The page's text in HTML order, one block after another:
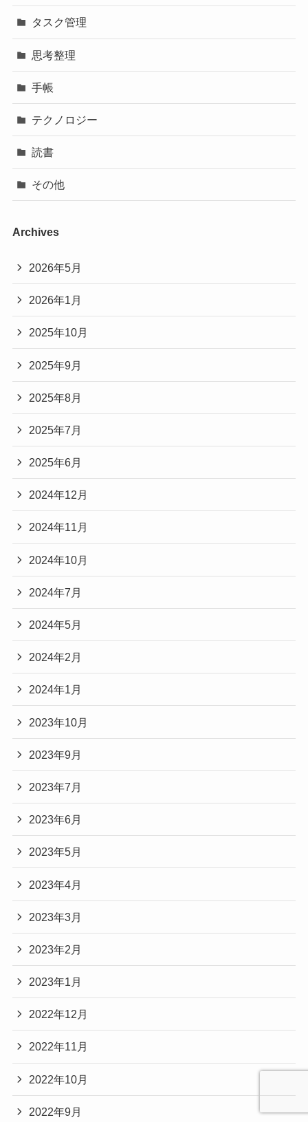
タスク管理
思考整理
手帳
テクノロジー
読書
その他
Archives
2026年5月
2026年1月
2025年10月
2025年9月
2025年8月
2025年7月
2025年6月
2024年12月
2024年11月
2024年10月
2024年7月
2024年5月
2024年2月
2024年1月
2023年10月
2023年9月
2023年7月
2023年6月
2023年5月
2023年4月
2023年3月
2023年2月
2023年1月
2022年12月
2022年11月
2022年10月
2022年9月